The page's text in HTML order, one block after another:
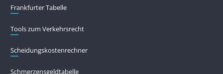
Frankfurter Tabelle
Tools zum Verkehrsrecht
Scheidungskostenrechner
Schmerzensgeldtabelle